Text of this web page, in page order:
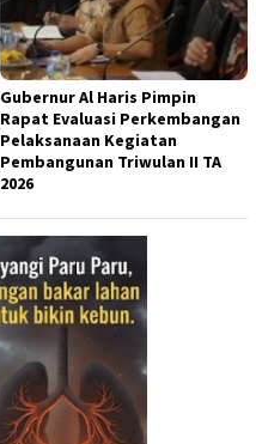
Gubernur Al Haris Pimpin
Rapat Evaluasi Perkembangan
Pelaksanaan Kegiatan
Pembangunan Triwulan II TA
2026